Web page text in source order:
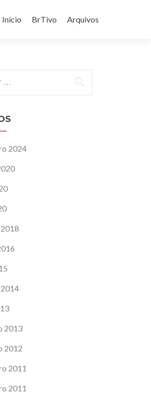
para
Início BrTivo Arquivos
2024
2013
2012
2011
2011